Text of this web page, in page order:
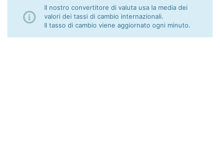
Il nostro convertitore di valuta usa la media dei
valori dei tassi di cambio internazionali.
Il tasso di cambio viene aggiornato ogni minuto.